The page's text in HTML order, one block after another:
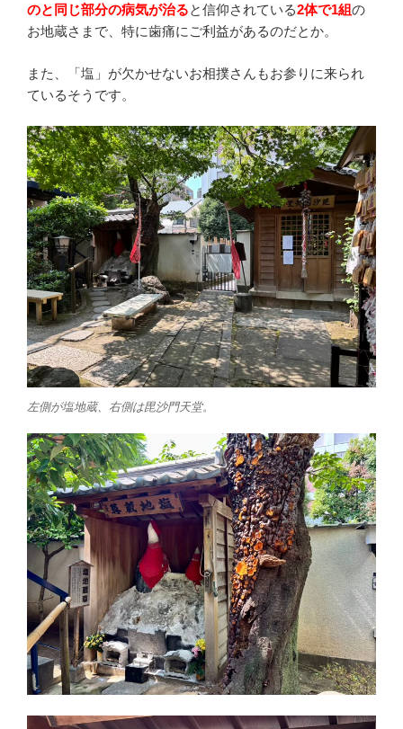
のと同じ部分の病気が治ると信仰されている2体で1組の
お地蔵さまで、特に歯痛にご利益があるのだとか。
また、「塩」が欠かせないお相撲さんもお参りに来られ
ているそうです。
左側が塩地蔵、右側は毘沙門天堂。